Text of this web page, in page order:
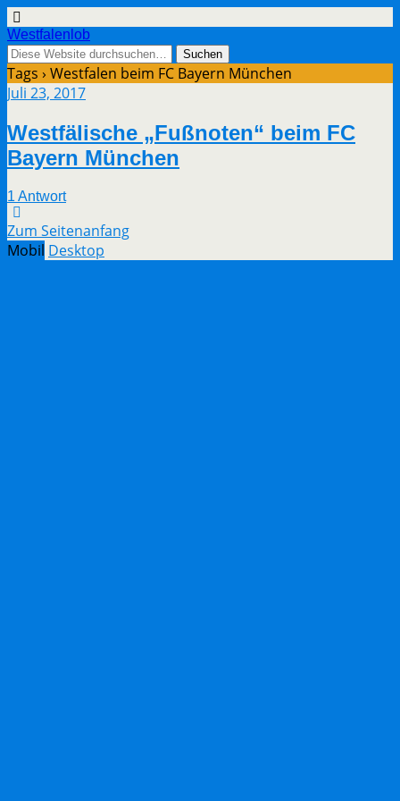
Westfalenlob
Tags › Westfalen beim FC Bayern München
Juli 23, 2017
Westfälische „Fußnoten“ beim FC
Bayern München
1 Antwort
Zum Seitenanfang
Mobil Desktop